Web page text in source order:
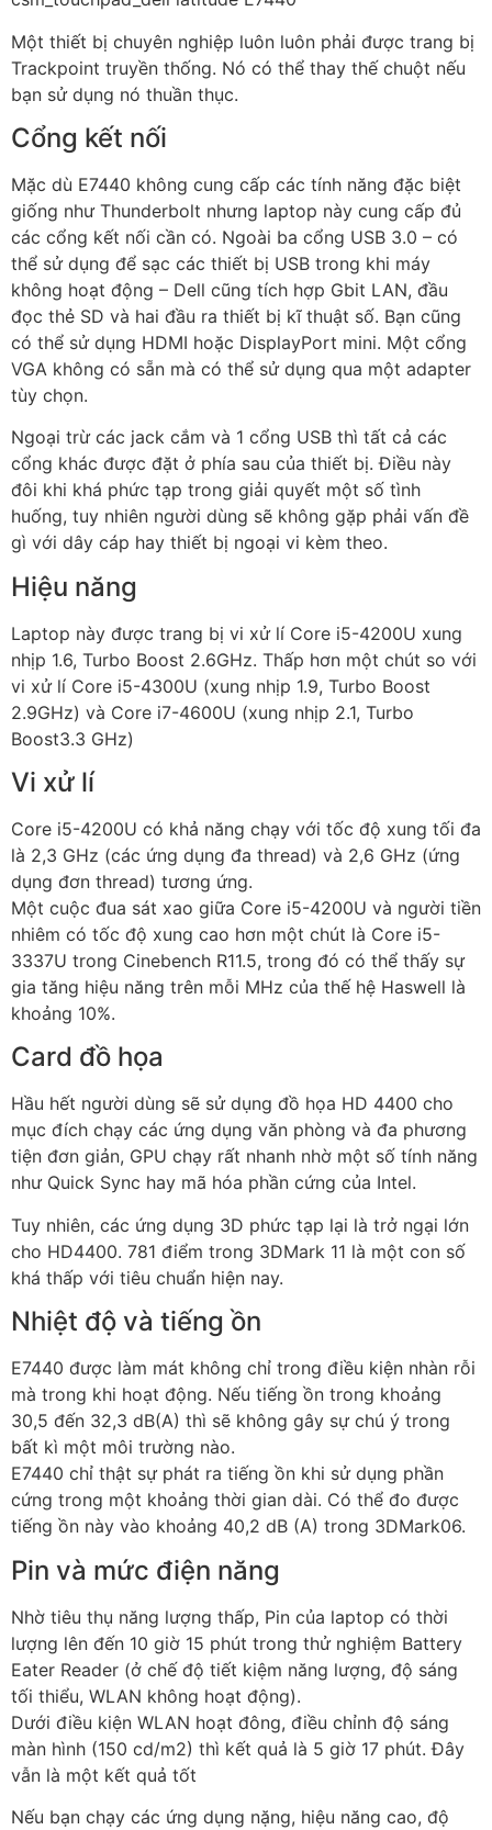
Một thiết bị chuyên nghiệp luôn luôn phải được trang bị
Trackpoint truyền thống. Nó có thể thay thế chuột nếu
bạn sử dụng nó thuần thục.
Cổng kết nối
Mặc dù E7440 không cung cấp các tính năng đặc biệt
giống như Thunderbolt nhưng laptop này cung cấp đủ
các cổng kết nối cần có. Ngoài ba cổng USB 3.0 – có
thể sử dụng để sạc các thiết bị USB trong khi máy
không hoạt động – Dell cũng tích hợp Gbit LAN, đầu
đọc thẻ SD và hai đầu ra thiết bị kĩ thuật số. Bạn cũng
có thể sử dụng HDMI hoặc DisplayPort mini. Một cổng
VGA không có sẵn mà có thể sử dụng qua một adapter
tùy chọn.
Ngoại trừ các jack cắm và 1 cổng USB thì tất cả các
cổng khác được đặt ở phía sau của thiết bị. Điều này
đôi khi khá phức tạp trong giải quyết một số tình
huống, tuy nhiên người dùng sẽ không gặp phải vấn đề
gì với dây cáp hay thiết bị ngoại vi kèm theo.
Hiệu năng
Laptop này được trang bị vi xử lí Core i5-4200U xung
nhịp 1.6, Turbo Boost 2.6GHz. Thấp hơn một chút so với
vi xử lí Core i5-4300U (xung nhịp 1.9, Turbo Boost
2.9GHz) và Core i7-4600U (xung nhịp 2.1, Turbo
Boost3.3 GHz)
Vi xử lí
Core i5-4200U có khả năng chạy với tốc độ xung tối đa
là 2,3 GHz (các ứng dụng đa thread) và 2,6 GHz (ứng
dụng đơn thread) tương ứng.
Một cuộc đua sát xao giữa Core i5-4200U và người tiền
nhiêm có tốc độ xung cao hơn một chút là Core i5-
3337U trong Cinebench R11.5, trong đó có thể thấy sự
gia tăng hiệu năng trên mỗi MHz của thế hệ Haswell là
khoảng 10%.
Card đồ họa
Hầu hết người dùng sẽ sử dụng đồ họa HD 4400 cho
mục đích chạy các ứng dụng văn phòng và đa phương
tiện đơn giản, GPU chạy rất nhanh nhờ một số tính năng
như Quick Sync hay mã hóa phần cứng của Intel.
Tuy nhiên, các ứng dụng 3D phức tạp lại là trở ngại lớn
cho HD4400. 781 điểm trong 3DMark 11 là một con số
khá thấp với tiêu chuẩn hiện nay.
Nhiệt độ và tiếng ồn
E7440 được làm mát không chỉ trong điều kiện nhàn rỗi
mà trong khi hoạt động. Nếu tiếng ồn trong khoảng
30,5 đến 32,3 dB(A) thì sẽ không gây sự chú ý trong
bất kì một môi trường nào.
E7440 chỉ thật sự phát ra tiếng ồn khi sử dụng phần
cứng trong một khoảng thời gian dài. Có thể đo được
tiếng ồn này vào khoảng 40,2 dB (A) trong 3DMark06.
Pin và mức điện năng
Nhờ tiêu thụ năng lượng thấp, Pin của laptop có thời
lượng lên đến 10 giờ 15 phút trong thử nghiệm Battery
Eater Reader (ở chế độ tiết kiệm năng lượng, độ sáng
tối thiểu, WLAN không hoạt động).
Dưới điều kiện WLAN hoạt đông, điều chỉnh độ sáng
màn hình (150 cd/m2) thì kết quả là 5 giờ 17 phút. Đây
vẫn là một kết quả tốt
Nếu bạn chạy các ứng dụng nặng, hiệu năng cao, độ